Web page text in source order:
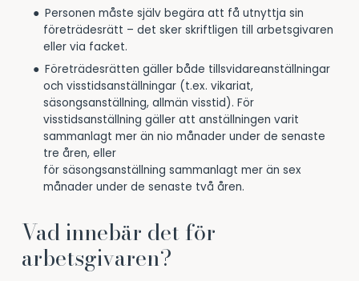
Personen måste själv begära att få utnyttja sin
företrädesrätt – det sker skriftligen till arbetsgivaren
eller via facket.
Företrädesrätten gäller både tillsvidareanställningar
och visstidsanställningar (t.ex. vikariat,
säsongsanställning, allmän visstid). För
visstidsanställning gäller att anställningen varit
sammanlagt mer än nio månader under de senaste
tre åren, eller
för säsongsanställning sammanlagt mer än sex
månader under de senaste två åren.
Vad innebär det för
arbetsgivaren?